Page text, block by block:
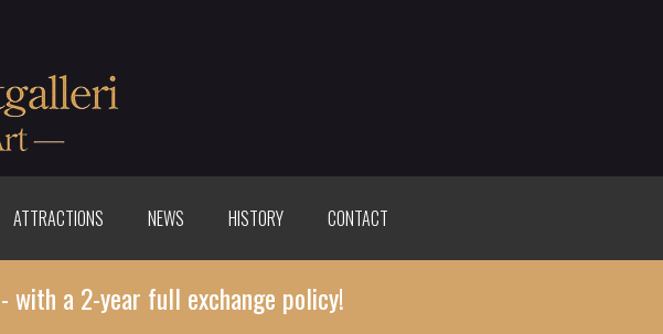
ATTRACTIONS NEWS HISTORY CONTACT
with a 2-year full exchange policy!